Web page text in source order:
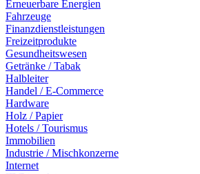
Erneuerbare Energien
Fahrzeuge
Finanzdienstleistungen
Freizeitprodukte
Gesundheitswesen
Getränke / Tabak
Halbleiter
Handel / E-Commerce
Hardware
Holz / Papier
Hotels / Tourismus
Immobilien
Industrie / Mischkonzerne
Internet